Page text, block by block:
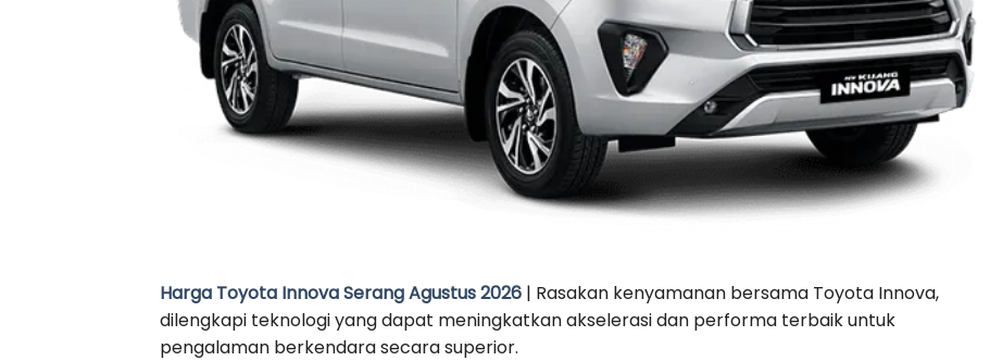
Harga Toyota Innova Serang Agustus 2026 | Rasakan kenyamanan bersama Toyota Innova,
dilengkapi teknologi yang dapat meningkatkan akselerasi dan performa terbaik untuk
pengalaman berkendara secara superior.